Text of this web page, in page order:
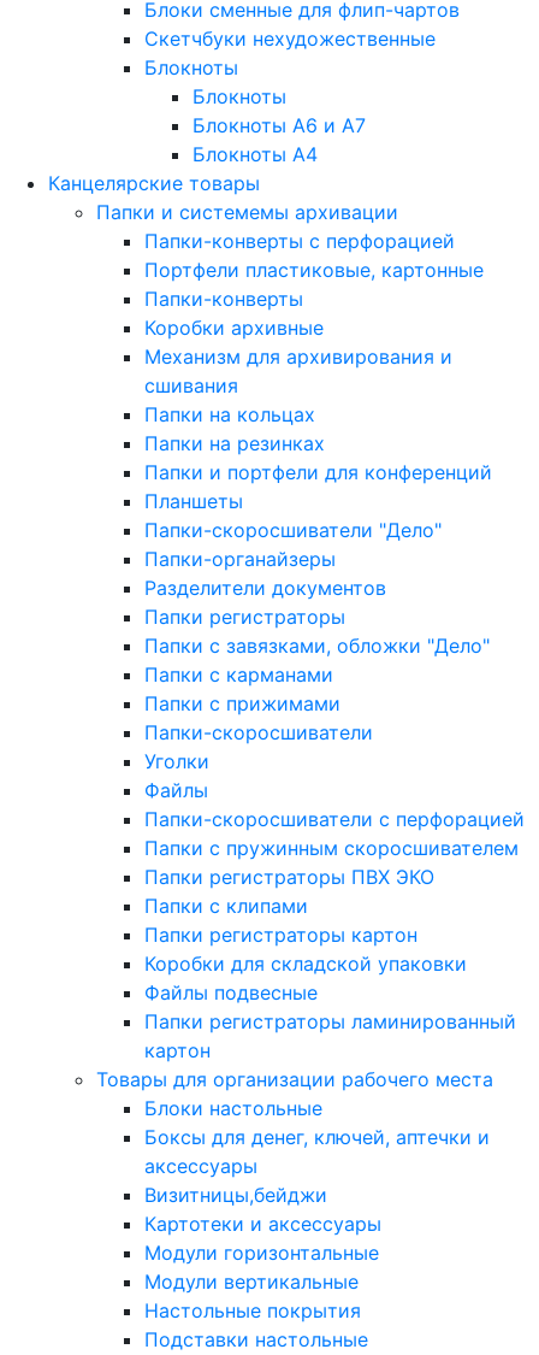
Блоки сменные для флип-чартов
Скетчбуки нехудожественные
Блокноты
Блокноты
Блокноты A6 и A7
Блокноты A4
Канцелярские товары
Папки и системемы архивации
Папки-конверты с перфорацией
Портфели пластиковые, картонные
Папки-конверты
Коробки архивные
Механизм для архивирования и
сшивания
Папки на кольцах
Папки на резинках
Папки и портфели для конференций
Планшеты
Папки-скоросшиватели "Дело"
Папки-органайзеры
Разделители документов
Папки регистраторы
Папки с завязками, обложки "Дело"
Папки с карманами
Папки с прижимами
Папки-скоросшиватели
Уголки
Файлы
Папки-скоросшиватели с перфорацией
Папки с пружинным скоросшивателем
Папки регистраторы ПВХ ЭКО
Папки с клипами
Папки регистраторы картон
Коробки для складской упаковки
Файлы подвесные
Папки регистраторы ламинированный
картон
Товары для организации рабочего места
Блоки настольные
Боксы для денег, ключей, аптечки и
аксессуары
Визитницы,бейджи
Картотеки и аксессуары
Модули горизонтальные
Модули вертикальные
Настольные покрытия
Подставки настольные